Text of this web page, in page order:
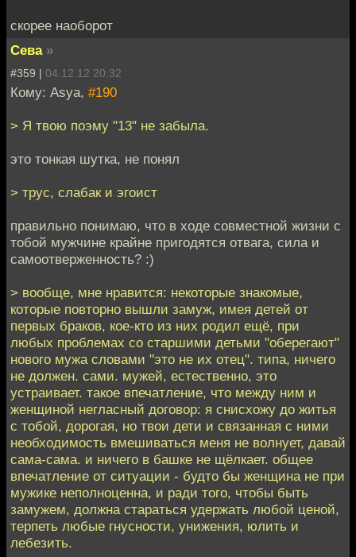
скорее наоборот
Сева »
#359 | 04.12.12 20:32
Кому: Asya, #190
> Я твою поэму "13" не забыла.
это тонкая шутка, не понял
> трус, слабак и эгоист
правильно понимаю, что в ходе совместной жизни с
тобой мужчине крайне пригодятся отвага, сила и
самоотверженность? :)
> вообще, мне нравится: некоторые знакомые,
которые повторно вышли замуж, имея детей от
первых браков, кое-кто из них родил ещё, при
любых проблемах со старшими детьми "оберегают"
нового мужа словами "это не их отец". типа, ничего
не должен. сами. мужей, естественно, это
устраивает. такое впечатление, что между ним и
женщиной негласный договор: я снисхожу до житья
с тобой, дорогая, но твои дети и связанная с ними
необходимость вмешиваться меня не волнует, давай
сама-сама. и ничего в башке не щёлкает. общее
впечатление от ситуации - будто бы женщина не при
мужике неполноценна, и ради того, чтобы быть
замужем, должна стараться удержать любой ценой,
терпеть любые гнусности, унижения, юлить и
лебезить.